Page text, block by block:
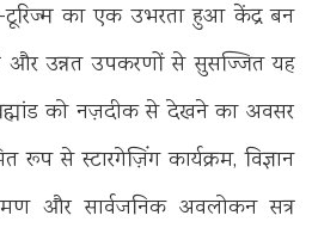
टूरिज्म का एक उभरता हुआ केंद्र बन
और उन्नत उपकरणों से सुसज्जित यह
को नज़दीक से देखने का अवसर
रूप से स्टारगेज़िंग कार्यक्रम, विज्ञान
और सार्वजनिक अवलोकन सत्र